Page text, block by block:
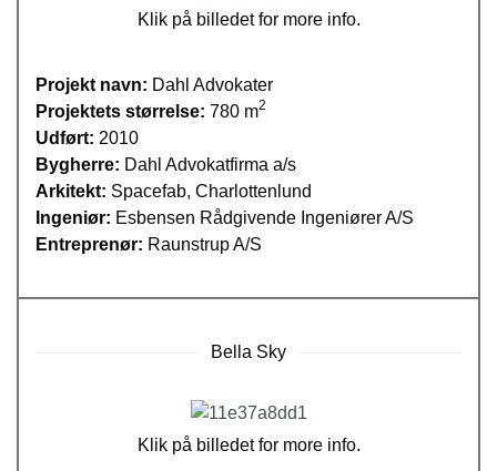
Klik på billedet for more info.
Projekt navn: Dahl Advokater
Projektets størrelse: 780 m2
Udført: 2010
Bygherre: Dahl Advokatfirma a/s
Arkitekt: Spacefab, Charlottenlund
Ingeniør: Esbensen Rådgivende Ingeniører A/S
Entreprenør: Raunstrup A/S
Bella Sky
Klik på billedet for more info.